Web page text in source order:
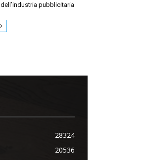
dell’industria pubblicitaria
28324
20536